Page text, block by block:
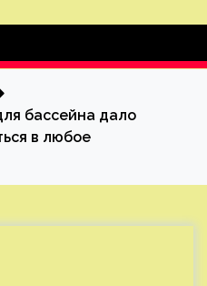
бассейна дало
в любое